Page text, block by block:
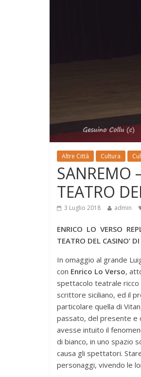
Altre Città Cultura
SANREMO
TEATRO
3 Luglio 2018 admin
ENRICO LO VERSO
TEATRO DEL CASINO’
In omaggio al grande
con Enrico Lo Verso,
spettacolo teatrale ricco
scrittore siciliano, ed il
particolare quella di
passato, del presente e
avesse intuito il
di bianco, in uno spazio
causa gli spettatori.
personaggi, vivendo le